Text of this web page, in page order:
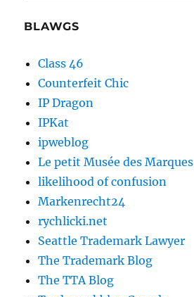
BLAWGS
Class 46
Counterfeit Chic
IP Dragon
IPKat
ipweblog
Le petit Musée des Marques
likelihood of confusion
Markenrecht24
rychlicki.net
Seattle Trademark Lawyer
The Trademark Blog
The TTA Blog